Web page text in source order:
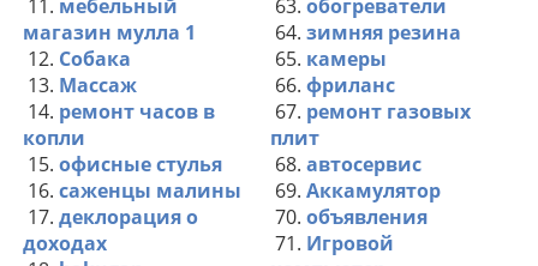
11. мебельный
магазин мулла 1
12. Собака
13. Массаж
14. ремонт часов в
копли
15. офисные стулья
16. саженцы малины
17. деклорация о
доходах
63. обогреватели
64. зимняя резина
65. камеры
66. фриланс
67. ремонт газовых
плит
68. автосервис
69. Аккамулятор
70. объявления
71. Игровой